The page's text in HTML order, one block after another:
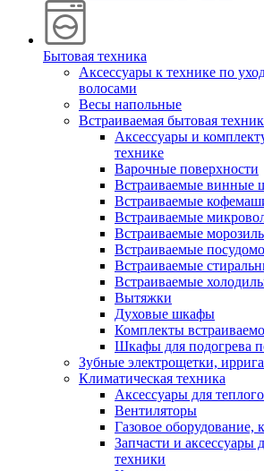
Бытовая техника
Аксессуары к технике по
волосами
Весы напольные
Встраиваемая бытовая
Аксессуары и
технике
Варочные поверхности
Встраиваемые винные
Встраиваемые
Встраиваемые
Встраиваемые
Встраиваемые
Встраиваемые
Встраиваемые
Вытяжки
Духовые шкафы
Комплекты
Шкафы для подогрева
Зубные электрощетки,
Климатическая техника
Аксессуары для
Вентиляторы
Газовое оборудование,
Запчасти и аксессуары
техники